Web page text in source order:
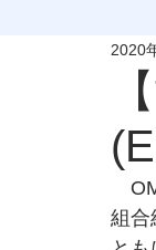
EXCO- 2020
組合